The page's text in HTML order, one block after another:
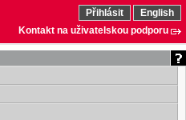
Přihlásit
English
Kontakt na uživatelskou podporu